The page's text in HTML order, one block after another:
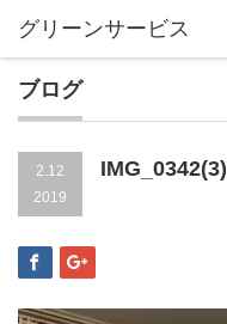
ブログ
2.12
2019
IMG_0342(3)